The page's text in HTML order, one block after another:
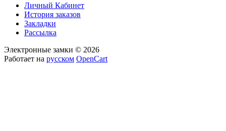
Личный Кабинет
История заказов
Закладки
Рассылка
Электронные замки © 2026
Работает на русском OpenCart